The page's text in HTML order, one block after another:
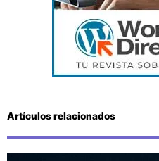
Artículos relacionados